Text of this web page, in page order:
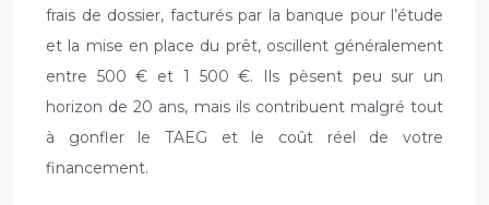
frais de dossier, facturés par la banque pour l’étude
et la mise en place du prêt, oscillent généralement
entre 500 € et 1 500 €. Ils pèsent peu sur un
horizon de 20 ans, mais ils contribuent malgré tout
à gonfler le TAEG et le coût réel de votre
financement.